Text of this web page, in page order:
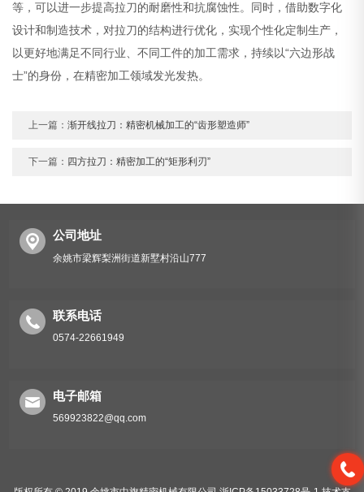
等，可以进一步提高拉刀的耐磨性和抗腐蚀性。同时，借助数字化
设计和制造技术，对拉刀的结构进行优化，实现个性化定制生产，
以更好地满足不同行业、不同工件的加工需求，持续以“六边形战
士”的身份，在精密加工领域发光发热。
上一篇：渐开线拉刀：精密机械加工的“齿形塑造师”
下一篇： 四方拉刀：精密加工的“矩形利刃”
公司地址
余姚市梁辉梨洲街道新墅村沿山777
联系电话
0574-22661949
电子邮箱
569923822@qq.com